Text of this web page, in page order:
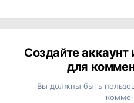
Создайте аккаунт
для
Вы должны быть